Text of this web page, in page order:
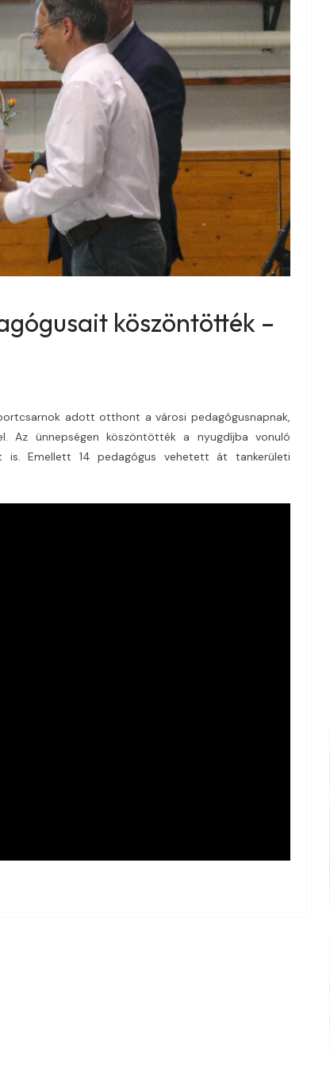
köszöntötték –
adott otthont a városi pedagógusnapnak,
Az ünnepségen köszöntötték a nyugdíjba vonuló
is. Emellett 14 pedagógus vehetett át tankerületi